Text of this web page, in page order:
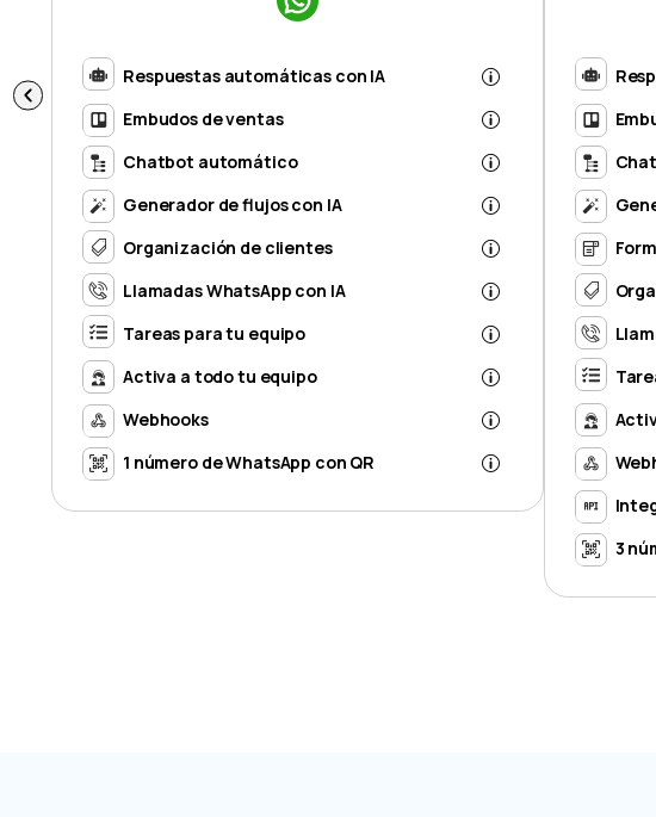
Respuestas automáticas con IA
Embudos de ventas
Chatbot automático
Generador de flujos con IA
Organización de clientes
Llamadas WhatsApp con IA
Tareas para tu equipo
Activa a todo tu equipo
Webhooks
1 número de WhatsApp con QR
3